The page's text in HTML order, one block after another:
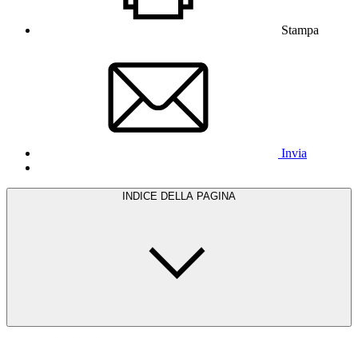
Stampa
Invia
INDICE DELLA PAGINA